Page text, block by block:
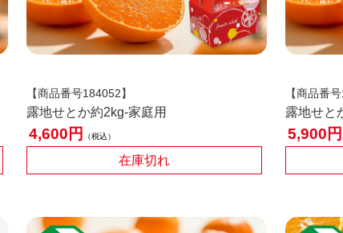
【商品番号184052】
露地せとか約2kg-家庭用
4,600 税込
在庫切れ
【商品番
露地せと
5,900